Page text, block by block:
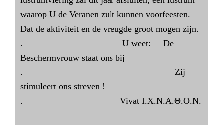
waarop U de Veranen zult kunnen voorfeesten.
Dat de aktiviteit en de vreugde groot mogen zijn.
. U weet: De
Beschermvrouw staat ons bij
. Zij
stimuleert ons streven !
. Vivat I.X.N.A.Θ.O.N.